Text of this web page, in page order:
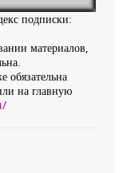
подписки:
материалов,
обязательна
на главную